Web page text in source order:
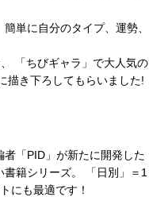
単に自分のタイプ、運勢、
「ちびギャラ」で大人気の
描き下ろしてもらいました!
「PID」が新たに開発した
籍シリーズ。 「日別」＝1
にも最適です！